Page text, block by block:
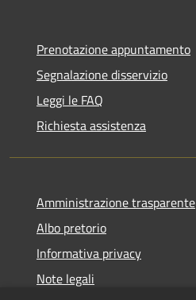
Prenotazione appuntamento
Segnalazione disservizio
Leggi le FAQ
Richiesta assistenza
Amministrazione trasparente
Albo pretorio
Informativa privacy
Note legali